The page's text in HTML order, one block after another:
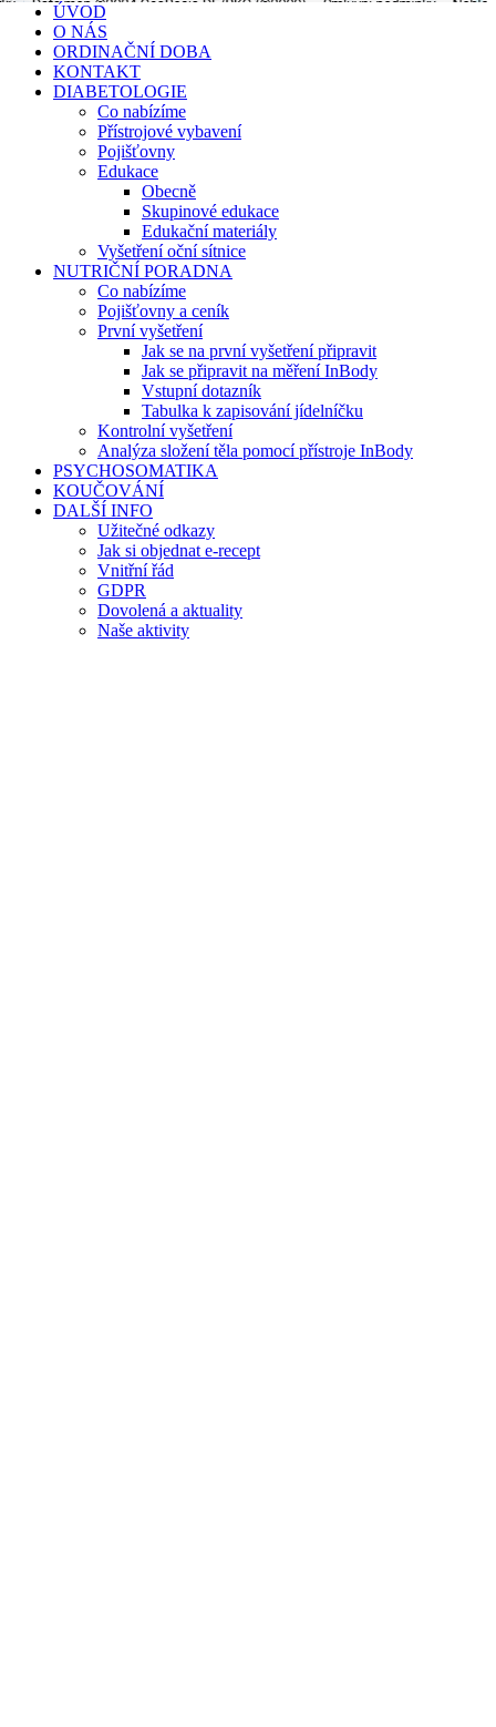
ÚVOD
O NÁS
ORDINAČNÍ DOBA
KONTAKT
DIABETOLOGIE
Co nabízíme
Přístrojové vybavení
Pojišťovny
Edukace
Obecně
Skupinové edukace
Edukační materiály
Vyšetření oční sítnice
NUTRIČNÍ PORADNA
Co nabízíme
Pojišťovny a ceník
První vyšetření
Jak se na první vyšetření připravit
Jak se připravit na měření InBody
Vstupní dotazník
Tabulka k zapisování jídelníčku
Kontrolní vyšetření
Analýza složení těla pomocí přístroje InBody
PSYCHOSOMATIKA
KOUČOVÁNÍ
DALŠÍ INFO
Užitečné odkazy
Jak si objednat e-recept
Vnitřní řád
GDPR
Dovolená a aktuality
Naše aktivity